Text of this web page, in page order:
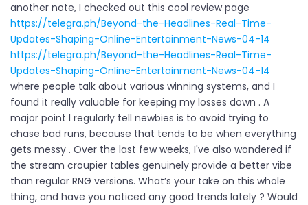
another note, I checked out this cool review page
https://telegra.ph/Beyond-the-Headlines-Real-Time-
Updates-Shaping-Online-Entertainment-News-04-14
https://telegra.ph/Beyond-the-Headlines-Real-Time-
Updates-Shaping-Online-Entertainment-News-04-14
where people talk about various winning systems, and I
found it really valuable for keeping my losses down . A
major point I regularly tell newbies is to avoid trying to
chase bad runs, because that tends to be when everything
gets messy . Over the last few weeks, I've also wondered if
the stream croupier tables genuinely provide a better vibe
than regular RNG versions. What’s your take on this whole
thing, and have you noticed any good trends lately ? Would